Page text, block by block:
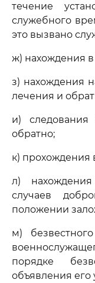
течение
служебного
это вызвано
ж) нахождения
з) нахождения
лечения и
и)
обратно;
к) прохождения
л)
случаев
положении
м)
порядке
объявления